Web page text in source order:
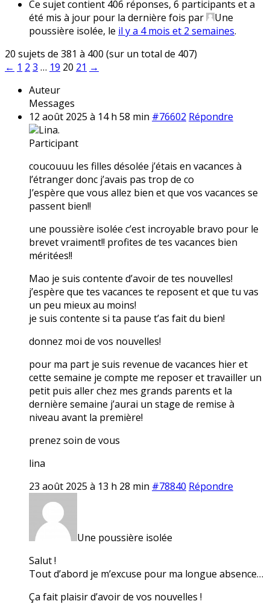
Ce sujet contient 406 réponses, 6 participants et a
été mis à jour pour la dernière fois par
Une
poussière isolée, le il y a 4 mois et 2 semaines.
20 sujets de 381 à 400 (sur un total de 407)
← 1 2 3 … 19 20 21 →
Auteur
Messages
12 août 2025 à 14 h 58 min #76602 Répondre
Lina.
Participant
coucouuu les filles désolée j’étais en vacances à
l’étranger donc j’avais pas trop de co
J’espère que vous allez bien et que vos vacances se
passent bien!!
une poussière isolée c’est incroyable bravo pour le
brevet vraiment!! profites de tes vacances bien
méritées!!
Mao je suis contente d’avoir de tes nouvelles!
j’espère que tes vacances te reposent et que tu vas
un peu mieux au moins!
je suis contente si ta pause t’as fait du bien!
donnez moi de vos nouvelles!
pour ma part je suis revenue de vacances hier et
cette semaine je compte me reposer et travailler un
petit puis aller chez mes grands parents et la
dernière semaine j’aurai un stage de remise à
niveau avant la première!
prenez soin de vous
lina
23 août 2025 à 13 h 28 min #78840 Répondre
Une poussière isolée
Salut !
Tout d’abord je m’excuse pour ma longue absence…
Ça fait plaisir d’avoir de vos nouvelles !